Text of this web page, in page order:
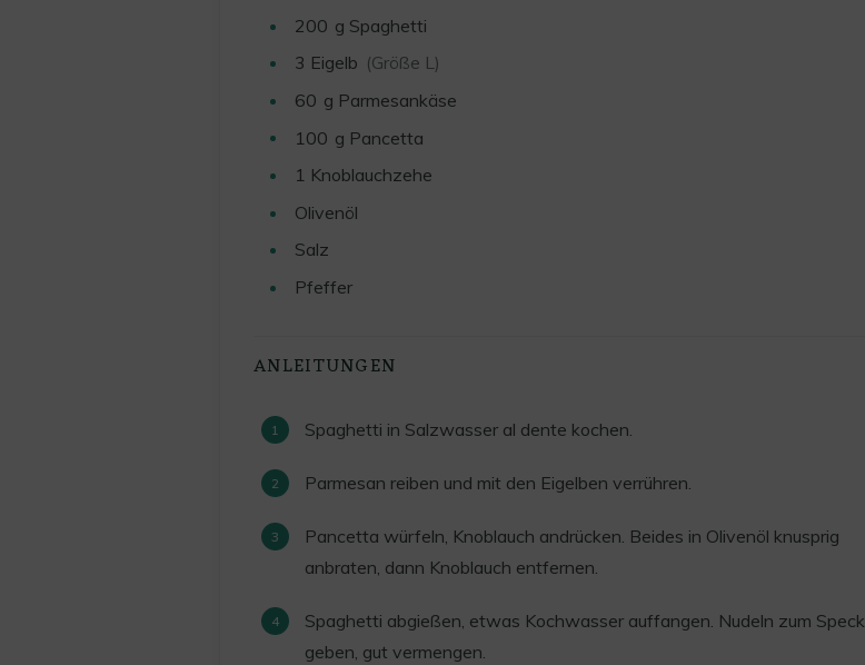
200 g Spaghetti
3 Eigelb (Größe L)
60 g Parmesankäse
100 g Pancetta
1 Knoblauchzehe
Olivenöl
Salz
Pfeffer
ANLEITUNGEN
Spaghetti in Salzwasser al dente kochen.
Parmesan reiben und mit den Eigelben verrühren.
Pancetta würfeln, Knoblauch andrücken. Beides in Olivenöl knusprig
anbraten, dann Knoblauch entfernen.
Spaghetti abgießen, etwas Kochwasser auffangen. Nudeln zum Speck
geben, gut vermengen.